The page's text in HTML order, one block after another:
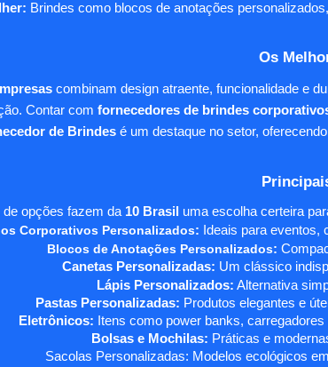
Brindes como blocos de anotações
Os
combinam design atraente, funcionalidade e
Contar com fornecedores de brindes
de Brindesé um destaque no setor,
opções fazem da 10 Brasil uma escolha certeira
Corporativos Personalizados: Ideais para eventos,
Blocos de Anotações Personalizados:
Canetas Personalizadas: Um clássico
Lápis Personalizados: Alternativa
Pastas Personalizadas: Produtos elegantes e
Eletrônicos: Itens como power banks,
Bolsas e Mochilas: Práticas e
Sacolas Personalizadas: Modelos ecológicos